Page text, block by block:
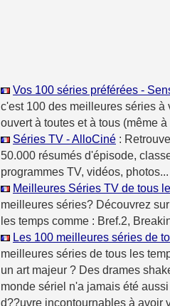
Vos 100 séries préférées -
c'est 100 des meilleures séries
ouvert à toutes et à tous (même à
Séries TV - AlloCiné :
50.000 résumés d'épisode,
programmes TV, vidéos, photos...
Meilleures Séries TV de tous
meilleures séries? Découvrez
les temps comme : Bref.2,
Les 100 meilleures séries de
meilleures séries de tous les
un art majeur ? Des drames
monde sériel n'a jamais été
d??uvre incontournables à avoir